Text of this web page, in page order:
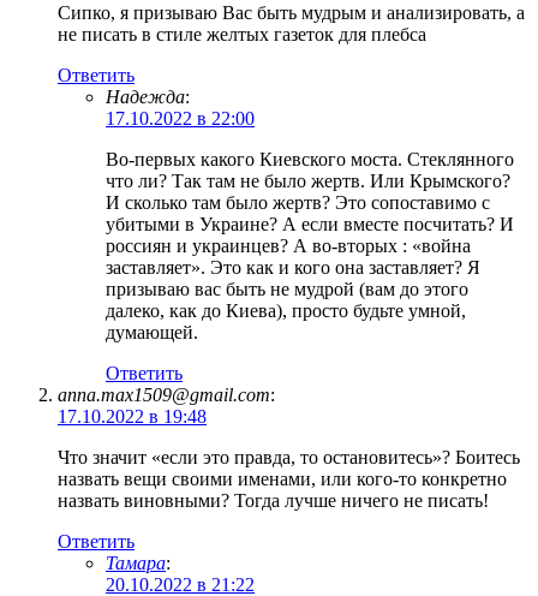
Сипко, я призываю Вас быть мудрым и анализировать, а
не писать в стиле желтых газеток для плебса
Ответить
Надежда:
17.10.2022 в 22:00
Во-первых какого Киевского моста. Стеклянного
что ли? Так там не было жертв. Или Крымского?
И сколько там было жертв? Это сопоставимо с
убитыми в Украине? А если вместе посчитать? И
россиян и украинцев? А во-вторых : «война
заставляет». Это как и кого она заставляет? Я
призываю вас быть не мудрой (вам до этого
далеко, как до Киева), просто будьте умной,
думающей.
Ответить
anna.max1509@gmail.com:
17.10.2022 в 19:48
Что значит «если это правда, то остановитесь»? Боитесь
назвать вещи своими именами, или кого-то конкретно
назвать виновными? Тогда лучше ничего не писать!
Ответить
Тамара:
20.10.2022 в 21:22